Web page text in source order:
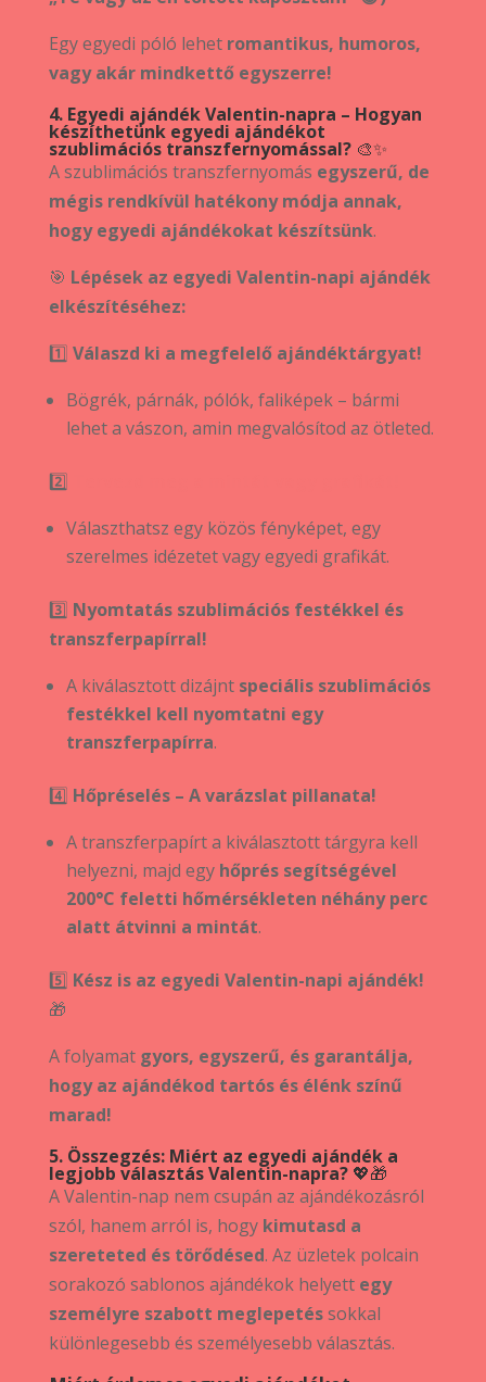
Egy egyedi póló lehet romantikus, humoros,
vagy akár mindkettő egyszerre!
4. Egyedi ajándék Valentin-napra – Hogyan
készíthetünk egyedi ajándékot
szublimációs transzfernyomással?🎨✨
A szublimációs transzfernyomás egyszerű, de
mégis rendkívül hatékony módja annak,
hogy egyedi ajándékokat készítsünk.
🎯 Lépések az egyedi Valentin-napi ajándék
elkészítéséhez:
1️⃣ Válaszd ki a megfelelő ajándéktárgyat!
Bögrék, párnák, pólók, faliképek – bármi
lehet a vászon, amin megvalósítod az ötleted.
2️⃣
Választhatsz egy közös fényképet, egy
szerelmes idézetet vagy egyedi grafikát.
3️⃣ Nyomtatás szublimációs festékkel és
transzferpapírral!
A kiválasztott dizájnt speciális szublimációs
festékkel kell nyomtatni egy
transzferpapírra.
4️⃣ Hőpréselés – A varázslat pillanata!
A transzferpapírt a kiválasztott tárgyra kell
helyezni, majd egy hőprés segítségével
200°C feletti hőmérsékleten néhány perc
alatt átvinni a mintát.
5️⃣ Kész is az egyedi Valentin-napi ajándék!
🎁
A folyamat gyors, egyszerű, és garantálja,
hogy az ajándékod tartós és élénk színű
marad!
5. Összegzés: Miért az egyedi ajándék a
legjobb választás Valentin-napra?💖🎁
A Valentin-nap nem csupán az ajándékozásról
szól, hanem arról is, hogy kimutasd a
szereteted és törődésed. Az üzletek polcain
sorakozó sablonos ajándékok helyett egy
személyre szabott meglepetéssokkal
különlegesebb és személyesebb választás.